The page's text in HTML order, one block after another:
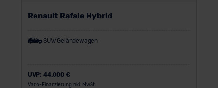
Renault Rafale Hybrid
SUV/Geländewagen
UVP: 44.000 €
Vario-Finanzierung inkl. MwSt.